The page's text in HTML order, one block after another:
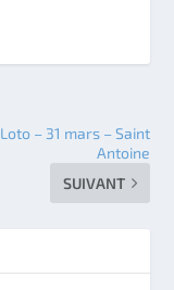
Loto – 31 mars – Saint
Antoine
SUIVANT